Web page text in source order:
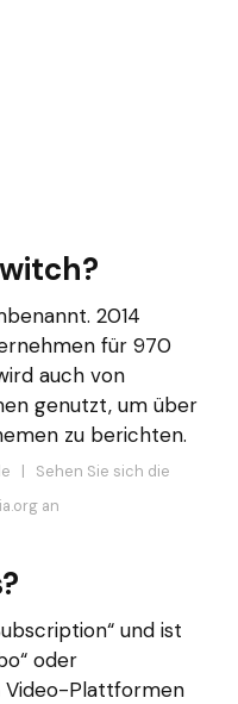
2014
für 970
auch von
genutzt, um über
zu berichten.
| Sehen Sie sich die
an
und ist
oder
Video-Plattformen